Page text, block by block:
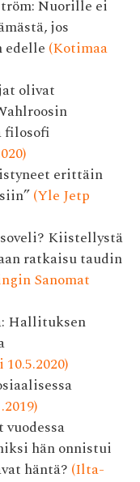
Nuorille ei
jos
edelle (Kotimaa
olivat
filosofi
erittäin
(Yle Jetp
Kiistellystä
ratkaisu taudin
Sanomat
Hallituksen
hän onnistui
häntä? (Ilta-